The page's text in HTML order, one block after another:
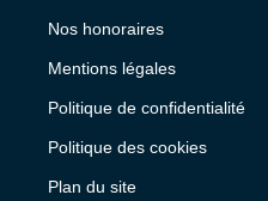
Nos honoraires
Mentions légales
Politique de confidentialité
Politique des cookies
Plan du site